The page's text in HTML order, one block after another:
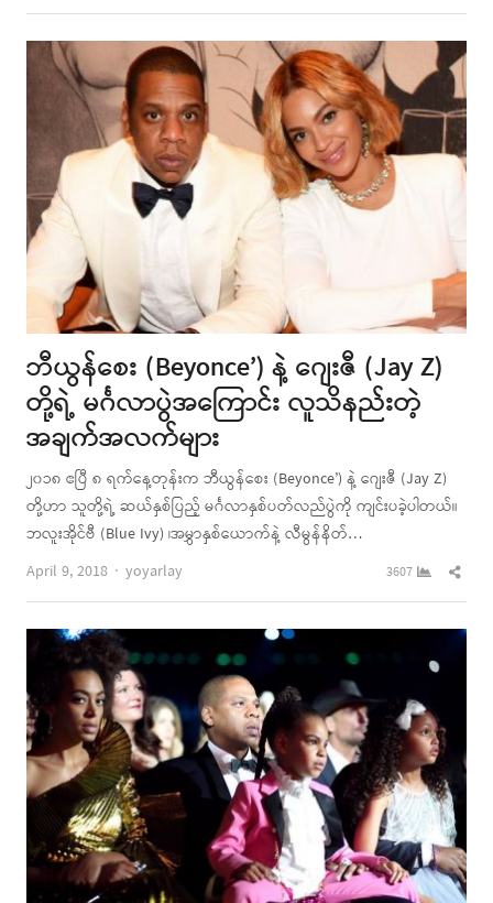
ဘီယွန်စေး (Beyonce’) နဲ့ ဂျေးဇီ (Jay Z)
တို့ရဲ့ မင်္ဂလာပွဲအကြောင်း လူသိနည်းတဲ့
အချက်အလက်များ
၂၀၁၈ ဧပြီ ၈ ရက်နေ့တုန်းက ဘီယွန်စေး (Beyonce’) နဲ့ ဂျေးဇီ (Jay Z)
တို့ဟာ သူတို့ရဲ့ ဆယ်နှစ်ပြည့် မင်္ဂလာနှစ်ပတ်လည်ပွဲကို ကျင်းပခဲ့ပါတယ်။
ဘလူးအိုင်ဗီ (Blue Ivy) ၊အမွှာနှစ်ယောက်နဲ့ လီမွန်နိတ်…
April 9, 2018
Author
yoyarlay 3607